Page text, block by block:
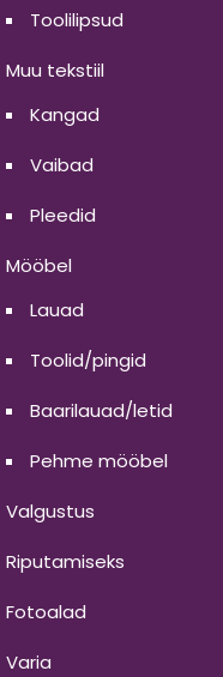
Toolilipsud
Muu tekstiil
Kangad
Vaibad
Pleedid
Mööbel
Lauad
Toolid/pingid
Baarilauad/letid
Pehme mööbel
Valgustus
Riputamiseks
Fotoalad
Varia